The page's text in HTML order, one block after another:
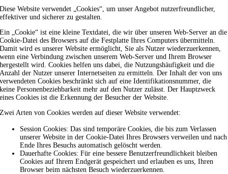
Diese Website verwendet „Cookies“, um unser Angebot nutzerfreundlicher,
effektiver und sicherer zu gestalten.
Ein „Cookie“ ist eine kleine Textdatei, die wir über unseren Web-Server an die
Cookie-Datei des Browsers auf die Festplatte Ihres Computers übermitteln.
Damit wird es unserer Website ermöglicht, Sie als Nutzer wiederzuerkennen,
wenn eine Verbindung zwischen unserem Web-Server und Ihrem Browser
hergestellt wird. Cookies helfen uns dabei, die Nutzungshäufigkeit und die
Anzahl der Nutzer unserer Internetseiten zu ermitteln. Der Inhalt der von uns
verwendeten Cookies beschränkt sich auf eine Identifikationsnummer, die
keine Personenbeziehbarkeit mehr auf den Nutzer zulässt. Der Hauptzweck
eines Cookies ist die Erkennung der Besucher der Website.
Zwei Arten von Cookies werden auf dieser Website verwendet:
Session Cookies: Das sind temporäre Cookies, die bis zum Verlassen
unserer Website in der Cookie-Datei Ihres Browsers verweilen und nach
Ende Ihres Besuchs automatisch gelöscht werden.
Dauerhafte Cookies: Für eine bessere Benutzerfreundlichkeit bleiben
Cookies auf Ihrem Endgerät gespeichert und erlauben es uns, Ihren
Browser beim nächsten Besuch wiederzuerkennen.